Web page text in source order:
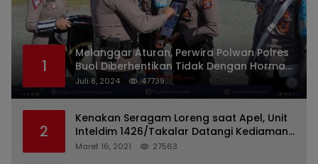
1
Melanggar Aturan, Perwira Polwan Polres
Buol Diberhentikan Tidak Dengan Hormat
Dari Dinas Kepolisian
Juli 8, 2024 47739
2
Kenakan Seragam Loreng saat Apel, Unit
Inteldim 1426/Takalar Datangi Kediaman
Kasatpol PP
Maret 16, 2021 27563